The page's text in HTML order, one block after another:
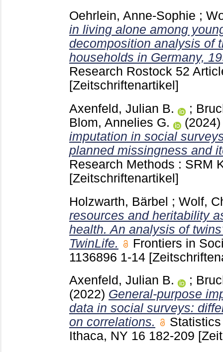
Oehrlein, Anne-Sophie ;
in living alone among
decomposition analysis of
households in Germany,
Research Rostock 52
[Zeitschriftenartikel]
Axenfeld, Julian B.
;
Blom, Annelies G.
imputation in social
planned missingness and
Research Methods : SRM
[Zeitschriftenartikel]
Holzwarth, Bärbel ; Wolf,
resources and heritability
health. An analysis of
TwinLife.
Frontiers in
1136896 1-14
Axenfeld, Julian B.
;
(2022) General-purpose
data in social surveys:
on correlations.
Ithaca, NY 16 182-209